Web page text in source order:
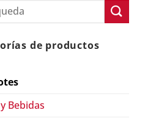
de productos
Bebidas